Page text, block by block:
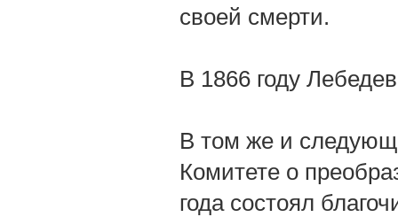
своей смерти.
В 1866 году
В том же и
Комитете о
года состоял